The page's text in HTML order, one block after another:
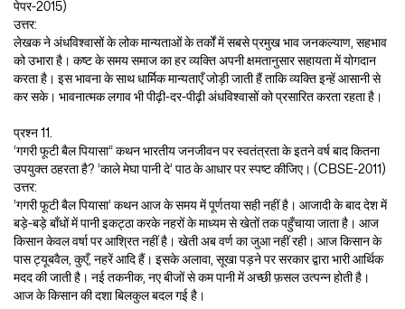
पेपर-2015)
उत्तर:
लेखक ने अंधविश्वासों के लोक मान्यताओं के तर्कों में सबसे प्रमुख भाव जनकल्याण, सहभाव
को उभारा है। कष्ट के समय समाज का हर व्यक्ति अपनी क्षमतानुसार सहायता में योगदान
करता है। इस भावना के साथ धार्मिक मान्यताएँ जोड़ी जाती हैं ताकि व्यक्ति इन्हें आसानी से
कर सके। भावनात्मक लगाव भी पीढ़ी-दर-पीढ़ी अंधविश्वासों को प्रसारित करता रहता है।
प्रश्न 11.
‘गगरी फूटी बैल पियासा” कथन भारतीय जनजीवन पर स्वतंत्रता के इतने वर्ष बाद कितना
उपयुक्त ठहरता है? ‘काले मेघा पानी दे’ पाठ के आधार पर स्पष्ट कीजिए। (CBSE-2011)
उत्तर:
‘गगरी फूटी बैल पियासा’ कथन आज के समय में पूर्णतया सही नहीं है। आजादी के बाद देश में
बड़े-बड़े बाँधों में पानी इकट्ठा करके नहरों के माध्यम से खेतों तक पहुँचाया जाता है। आज
किसान केवल वर्षा पर आश्रित नहीं है। खेती अब वर्ण का जुआ नहीं रही। आज किसान के
पास ट्यूबवैल, कुएँ, नहरें आदि हैं। इसके अलावा, सूखा पड़ने पर सरकार द्वारा भारी आर्थिक
मदद की जाती है। नई तकनीक, नए बीजों से कम पानी में अच्छी फ़सल उत्पन्न होती है।
आज के किसान की दशा बिलकुल बदल गई है।